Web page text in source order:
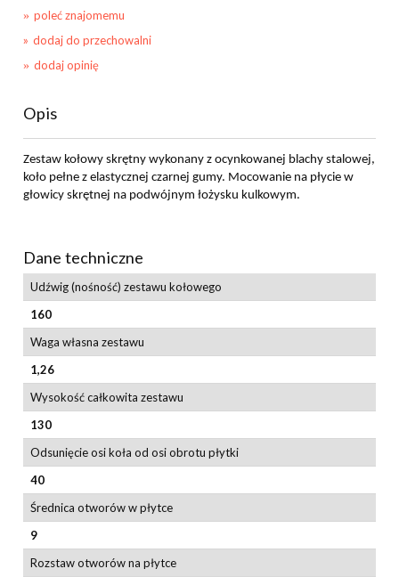
poleć znajomemu
dodaj do przechowalni
dodaj opinię
Opis
Zestaw kołowy skrętny wykonany z ocynkowanej blachy stalowej,
koło pełne z elastycznej czarnej gumy. Mocowanie na płycie w
głowicy skrętnej na podwójnym łożysku kulkowym.
Dane techniczne
Udźwig (nośność) zestawu kołowego
160
Waga własna zestawu
1,26
Wysokość całkowita zestawu
130
Odsunięcie osi koła od osi obrotu płytki
40
Średnica otworów w płytce
9
Rozstaw otworów na płytce